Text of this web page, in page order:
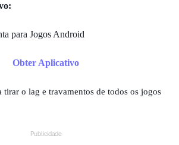
para Jogos Android
Obter Aplicativo
tirar o lag e travamentos de todos os jogos
Publicidade